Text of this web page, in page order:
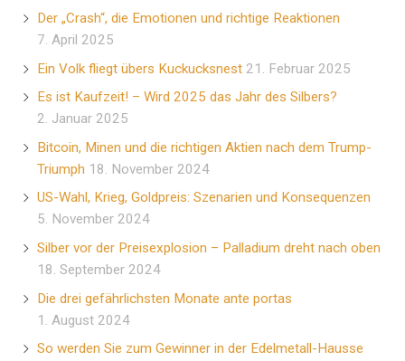
Der „Crash“, die Emotionen und richtige Reaktionen
7. April 2025
Ein Volk fliegt übers Kuckucksnest 21. Februar 2025
Es ist Kaufzeit! – Wird 2025 das Jahr des Silbers?
2. Januar 2025
Bitcoin, Minen und die richtigen Aktien nach dem Trump-
Triumph 18. November 2024
US-Wahl, Krieg, Goldpreis: Szenarien und Konsequenzen
5. November 2024
Silber vor der Preisexplosion – Palladium dreht nach oben
18. September 2024
Die drei gefährlichsten Monate ante portas
1. August 2024
So werden Sie zum Gewinner in der Edelmetall-Hausse